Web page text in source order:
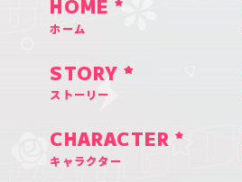
HOME
ホーム
STORY
ストーリー
CHARACTER
キャラクター